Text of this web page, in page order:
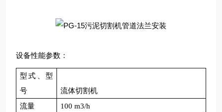
设备性能参数：
型式、型
号
流体切割机
流量
100 m3/h